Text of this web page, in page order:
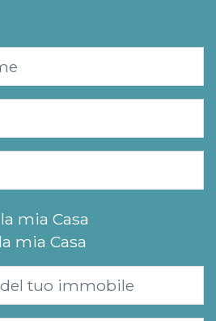
mia Casa
mia Casa